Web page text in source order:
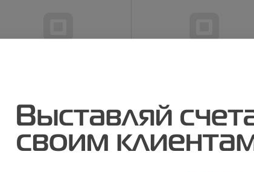
Под заказ
Под заказ